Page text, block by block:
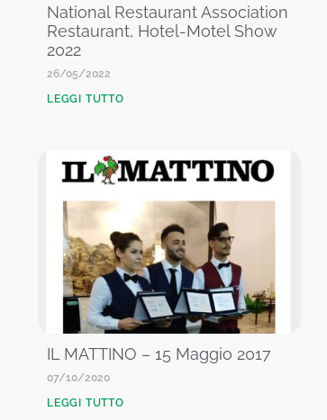
National Restaurant Association
Restaurant, Hotel-Motel Show
2022
26/05/2022
LEGGI TUTTO
IL MATTINO – 15 Maggio 2017
07/10/2020
LEGGI TUTTO